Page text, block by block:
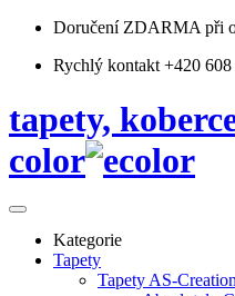
Doručení ZDARMA při
Rychlý kontakt +420
tapety,
color
Kategorie
Tapety
Tapety AS-Creation